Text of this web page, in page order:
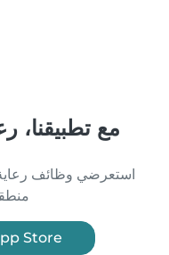
مع تطبيقنا،
استعرضي وظائف رعاية